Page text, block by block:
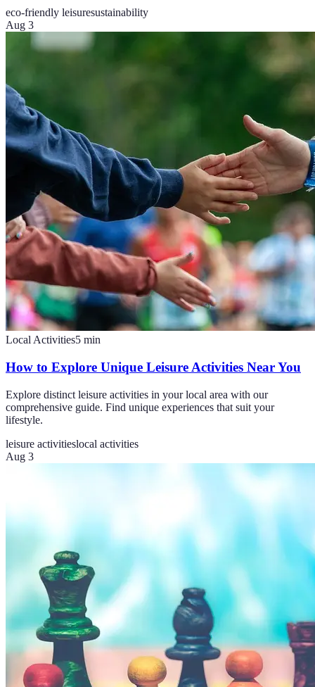
eco-friendly leisuresustainability
Aug 3
Local Activities5 min
How to Explore Unique Leisure Activities Near You
Explore distinct leisure activities in your local area with our
comprehensive guide. Find unique experiences that suit your
lifestyle.
leisure activitieslocal activities
Aug 3